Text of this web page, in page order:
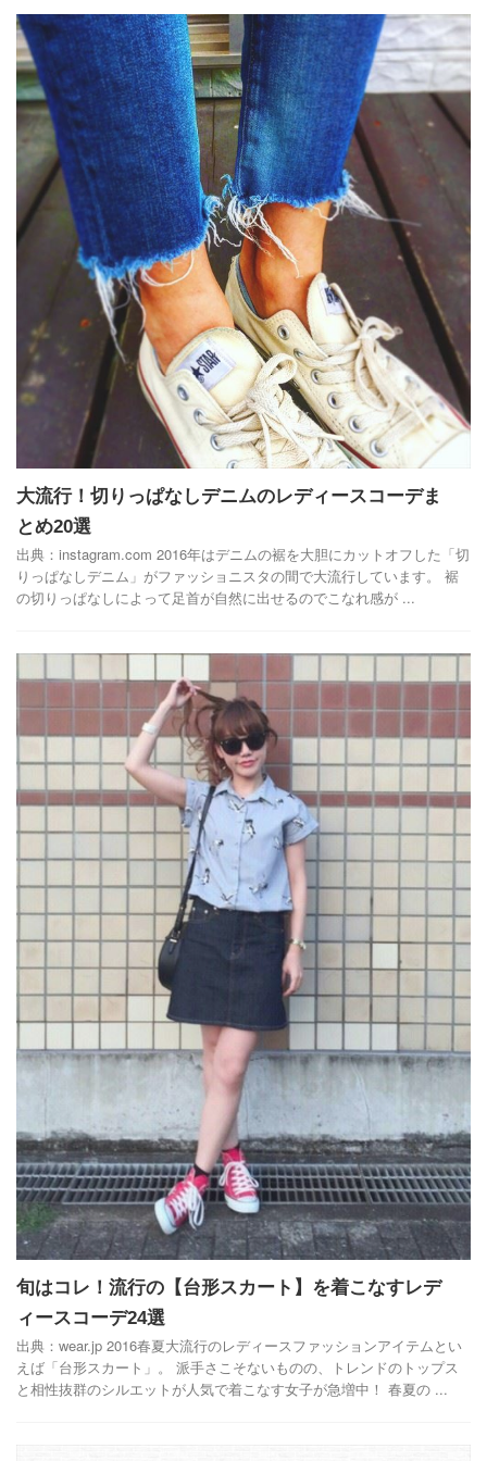
大流行！切りっぱなしデニムのレディースコーデま
とめ20選
出典：instagram.com 2016年はデニムの裾を大胆にカットオフした「切
りっぱなしデニム」がファッショニスタの間で大流行しています。 裾
の切りっぱなしによって足首が自然に出せるのでこなれ感が ...
旬はコレ！流行の【台形スカート】を着こなすレデ
ィースコーデ24選
出典：wear.jp 2016春夏大流行のレディースファッションアイテムとい
えば「台形スカート」。 派手さこそないものの、トレンドのトップス
と相性抜群のシルエットが人気で着こなす女子が急増中！ 春夏の ...